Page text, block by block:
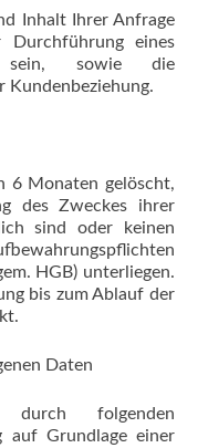
Inhalt Ihrer Anfrage
Durchführung eines
sein, sowie die
Kundenbeziehung.
6 Monaten gelöscht,
des Zweckes ihrer
sind oder keinen
HGB) unterliegen.
bis zum Ablauf der
Daten
durch folgenden
auf Grundlage einer